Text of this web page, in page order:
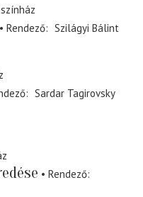
Rendező
Szilágyi Bálint
Sardar Tagirovsky
Rendező